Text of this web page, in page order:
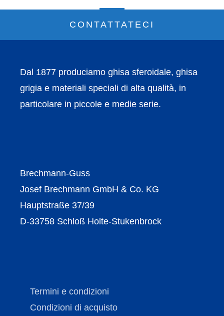
CONTATTATECI
Dal 1877 produciamo ghisa sferoidale, ghisa
grigia e materiali speciali di alta qualità, in
particolare in piccole e medie serie.
Brechmann-Guss
Josef Brechmann GmbH & Co. KG
Hauptstraße 37/39
D-33758 Schloß Holte-Stukenbrock
Termini e condizioni
Condizioni di acquisto